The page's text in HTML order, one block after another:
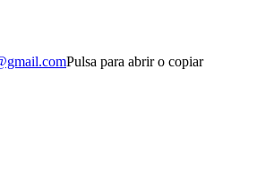
Pulsa para abrir o copiar